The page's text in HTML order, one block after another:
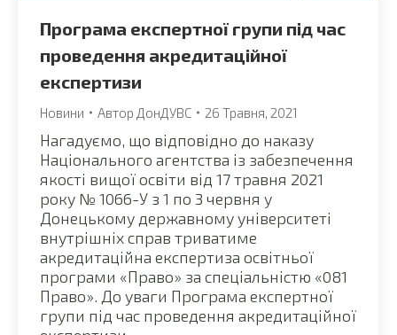
Програма експертної групи під час
проведення акредитаційної
експертизи
Новини Автор ДонДУВС 26 Травня, 2021
Нагадуємо, що відповідно до наказу
Національного агентства із забезпечення
якості вищої освіти від 17 травня 2021
року № 1066-У з 1 по 3 червня у
Донецькому державному університеті
внутрішніх справ триватиме
акредитаційна експертиза освітньої
програми «Право» за спеціальністю «081
Право». До уваги Програма експертної
групи під час проведення акредитаційної